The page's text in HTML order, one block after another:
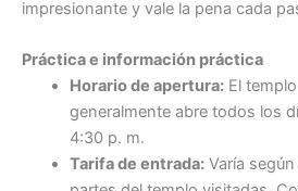
impresionante y vale la pena cada
Práctica e información práctica
Horario de apertura:El
generalmente abre todos los
4:30 p. m.
Tarifa de entrada:Varía según